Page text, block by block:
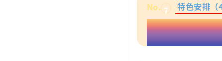
No. 7
特色安排（
新春大潮会---【大
精彩陪你大饱眼福！